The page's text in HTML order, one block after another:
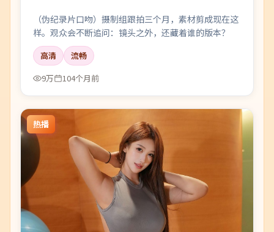
（伪纪录片口吻）摄制组跟拍三个月，素材剪成现在这
样。观众会不断追问：镜头之外，还藏着谁的版本？
高清
流畅
9万
104个月前
热播